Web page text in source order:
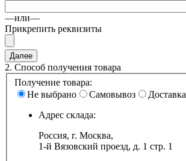
—или—
Прикрепить реквизиты
2. Способ получения товара
Получение товара:
Не выбрано
Самовывоз
Доставка
Адрес склада:
Россия, г. Москва,
1-й Вязовский проезд, д. 1 стр. 1